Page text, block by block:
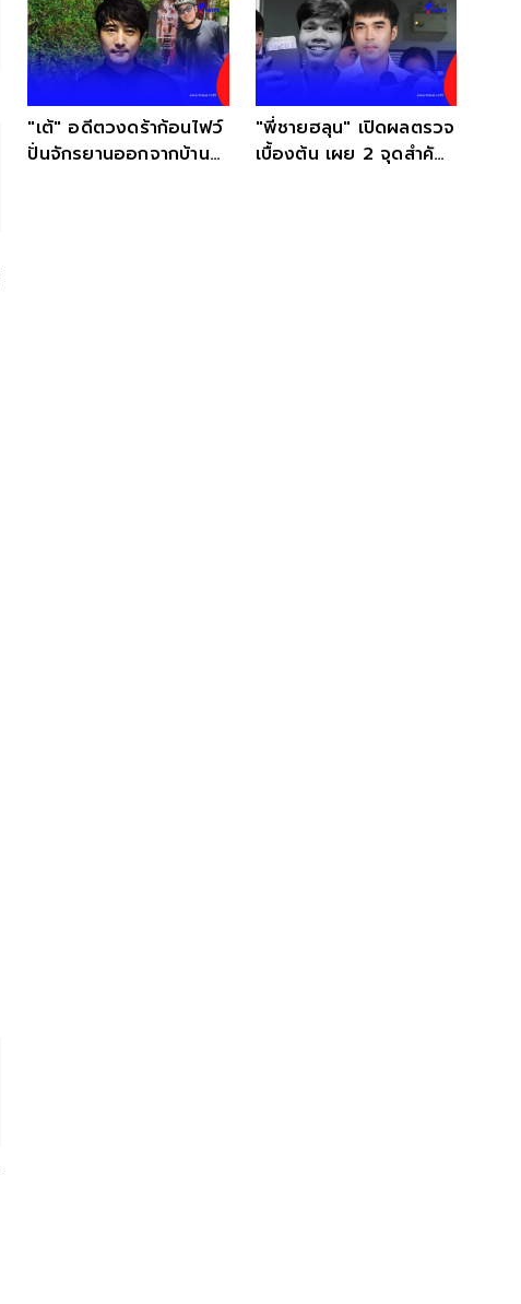
"เต้" อดีตวงดร้าก้อนไฟว์
ปั่นจักรยานออกจากบ้าน
"พี่ชายฮลุน" เปิดผลตรวจ
เบื้องต้น เผย 2 จุดสำคัญ